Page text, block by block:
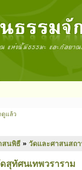
ดูแล้ว
สนพิธี » วัดและศาสนสถ
สุทัศนเทพวราราม